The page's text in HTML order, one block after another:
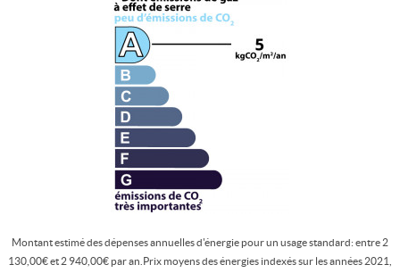
Montant estimé des dépenses annuelles d'énergie pour un usage standard: entre 2
130,00€ et 2 940,00€ par an.Prix moyens des énergies indexés sur les années 2021,